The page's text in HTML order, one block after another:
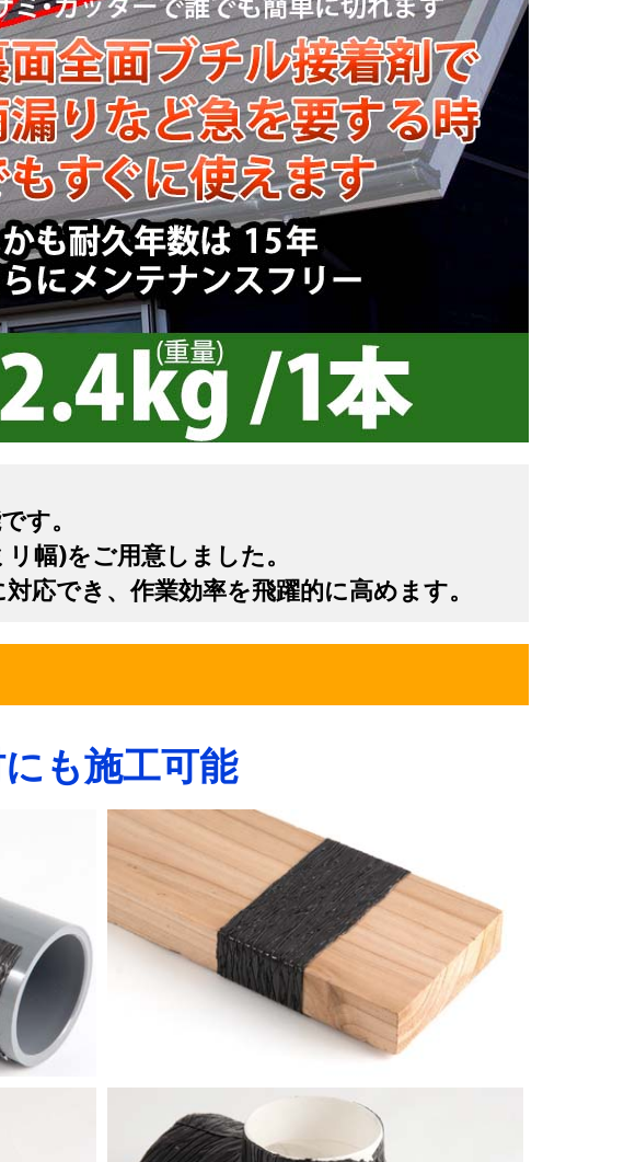
す。
幅)をご用意しました。
応でき、作業効率を飛躍的に高めます。
も施工可能